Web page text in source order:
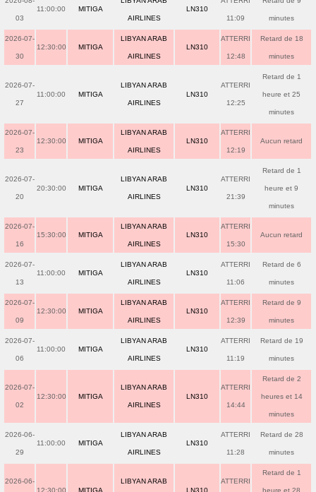
03
11:00:00 MITIGA
AIRLINES
LN310
11:09 minutes
2026-07-
30
12:30:00 MITIGA
LIBYAN ARAB
AIRLINES
LN310
ATTERRI
12:48
Retard de 18
minutes
2026-07-
27
11:00:00 MITIGA
LIBYAN ARAB
AIRLINES
LN310
ATTERRI
12:25
Retard de 1
heure et 25
minutes
2026-07-
23
12:30:00 MITIGA
LIBYAN ARAB
AIRLINES
LN310
ATTERRI
12:19
Aucun retard
2026-07-
20
20:30:00 MITIGA
LIBYAN ARAB
AIRLINES
LN310
ATTERRI
21:39
Retard de 1
heure et 9
minutes
2026-07-
16
15:30:00 MITIGA
LIBYAN ARAB
AIRLINES
LN310
ATTERRI
15:30
Aucun retard
2026-07-
13
11:00:00 MITIGA
LIBYAN ARAB
AIRLINES
LN310
ATTERRI
11:06
Retard de 6
minutes
2026-07-
09
12:30:00 MITIGA
LIBYAN ARAB
AIRLINES
LN310
ATTERRI
12:39
Retard de 9
minutes
2026-07-
06
11:00:00 MITIGA
LIBYAN ARAB
AIRLINES
LN310
ATTERRI
11:19
Retard de 19
minutes
2026-07-
02
12:30:00 MITIGA
LIBYAN ARAB
AIRLINES
LN310
ATTERRI
14:44
Retard de 2
heures et 14
minutes
2026-06-
29
11:00:00 MITIGA
LIBYAN ARAB
AIRLINES
LN310
ATTERRI
11:28
Retard de 28
minutes
2026-06-
12:30:00 MITIGA
LIBYAN ARAB
LN310
ATTERRI
Retard de 1
heure et 28